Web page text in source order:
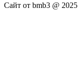
Сайт от bmb3 @ 2025